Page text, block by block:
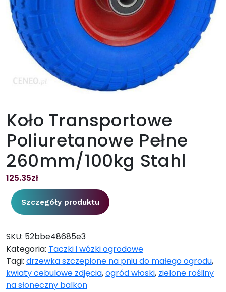
Koło Transportowe
Poliuretanowe Pełne
260mm/100kg Stahl
125.35zł
Szczegóły produktu
SKU: 52bbe48685e3
Kategoria: Taczki i wózki ogrodowe
Tagi: drzewka szczepione na pniu do małego ogrodu,
kwiaty cebulowe zdjęcia,ogród włoski, zielone rośliny
na słoneczny balkon